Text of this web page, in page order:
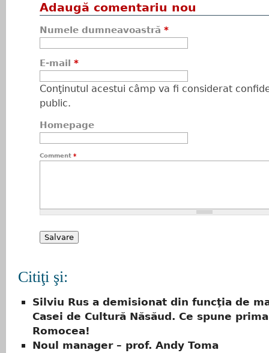
Adaugă comentariu nou
Numele dumneavoastră *
E-mail *
Conţinutul acestui câmp va fi considerat
public.
Homepage
Comment *
Citiţi şi:
Silviu Rus a demisionat din funcţia de
Casei de Cultură Năsăud. Ce spune
Romocea!
Noul manager – prof. Andy Toma